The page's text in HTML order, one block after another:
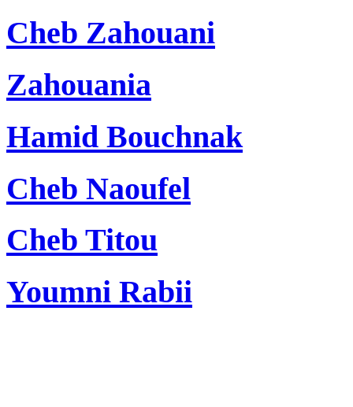
Cheb Zahouani
Zahouania
Hamid Bouchnak
Cheb Naoufel
Cheb Titou
Youmni Rabii